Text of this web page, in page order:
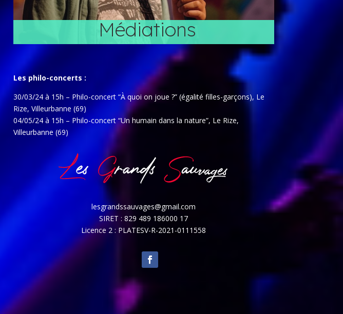
Médiations
Les philo-concerts :
30/03/24 à 15h – Philo-concert “À quoi on joue ?” (égalité filles-garçons), Le
Rize, Villeurbanne (69)
04/05/24 à 15h – Philo-concert “Un humain dans la nature”, Le Rize,
Villeurbanne (69)
lesgrandssauvages@gmail.com
SIRET : 829 489 186000 17
Licence 2 : PLATESV-R-2021-0111558